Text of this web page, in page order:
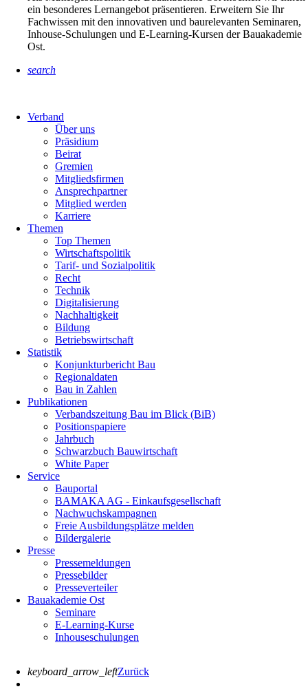
ein besonderes Lernangebot präsentieren. Erweitern Sie Ihr
Fachwissen mit den innovativen und baurelevanten Seminaren,
Inhouse-Schulungen und E-Learning-Kursen der Bauakademie
Ost.
search
Verband
Über uns
Präsidium
Beirat
Gremien
Mitgliedsfirmen
Ansprechpartner
Mitglied werden
Karriere
Themen
Top Themen
Wirtschaftspolitik
Tarif- und Sozialpolitik
Recht
Technik
Digitalisierung
Nachhaltigkeit
Bildung
Betriebswirtschaft
Statistik
Konjunkturbericht Bau
Regionaldaten
Bau in Zahlen
Publikationen
Verbandszeitung Bau im Blick (BiB)
Positionspapiere
Jahrbuch
Schwarzbuch Bauwirtschaft
White Paper
Service
Bauportal
BAMAKA AG - Einkaufsgesellschaft
Nachwuchskampagnen
Freie Ausbildungsplätze melden
Bildergalerie
Presse
Pressemeldungen
Pressebilder
Presseverteiler
Bauakademie Ost
Seminare
E-Learning-Kurse
Inhouseschulungen
keyboard_arrow_leftZurück